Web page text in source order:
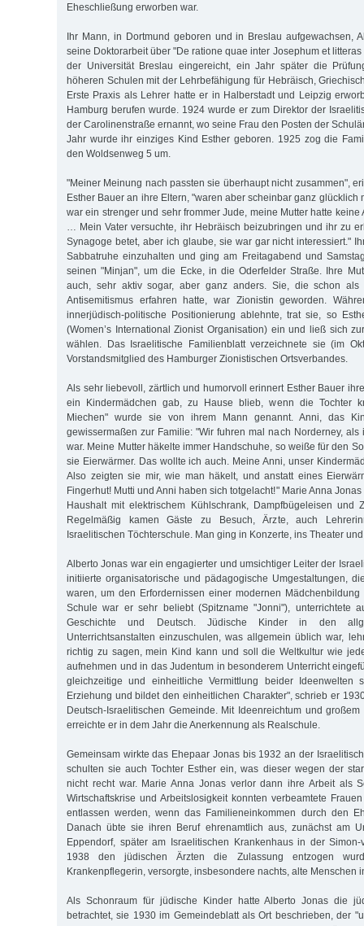
Eheschließung erworben war.
Ihr Mann, in Dortmund geboren und in Breslau aufgewachsen,
seine Doktorarbeit über "De ratione quae inter Josephum et
der Universität Breslau eingereicht, ein Jahr später die
höheren Schulen mit der Lehrbefähigung für Hebräisch,
Erste Praxis als Lehrer hatte er in Halberstadt und Leipzig
Hamburg berufen wurde. 1924 wurde er zum Direktor der
der Carolinenstraße ernannt, wo seine Frau den Posten der
Jahr wurde ihr einziges Kind Esther geboren. 1925 zog die
den Woldsenweg 5 um.
"Meiner Meinung nach passten sie überhaupt nicht zusammen",
Esther Bauer an ihre Eltern, "waren aber scheinbar ganz glücklich
war ein strenger und sehr frommer Jude, meine Mutter hatte keine
… Mein Vater versuchte, ihr Hebräisch beizubringen und ihr zu
Synagoge betet, aber ich glaube, sie war gar nicht interessiert."
Sabbatruhe einzuhalten und ging am Freitagabend und
seinen "Minjan", um die Ecke, in die Oderfelder Straße. Ihre
auch, sehr aktiv sogar, aber ganz anders. Sie, die schon als
Antisemitismus erfahren hatte, war Zionistin geworden.
innerjüdisch-politische Positionierung ablehnte, trat sie, so
(Women’s International Zionist Organisation) ein und ließ sich
wählen. Das Israelitische Familienblatt verzeichnete sie (im
Vorstandsmitglied des Hamburger Zionistischen Ortsverbandes.
Als sehr liebevoll, zärtlich und humorvoll erinnert Esther Bauer
ein Kindermädchen gab, zu Hause blieb, wenn die Tochter
Miechen" wurde sie von ihrem Mann genannt. Anni, das
gewissermaßen zur Familie: "Wir fuhren mal nach Norderney,
war. Meine Mutter häkelte immer Handschuhe, so weiße für den
sie Eierwärmer. Das wollte ich auch. Meine Anni, unser
Also zeigten sie mir, wie man häkelt, und anstatt eines
Fingerhut! Mutti und Anni haben sich totgelacht!" Marie Anna
Haushalt mit elektrischem Kühlschrank, Dampfbügeleisen und
Regelmäßig kamen Gäste zu Besuch, Ärzte, auch
Israelitischen Töchterschule. Man ging in Konzerte, ins Theater
Alberto Jonas war ein engagierter und umsichtiger Leiter der
initiierte organisatorische und pädagogische Umgestaltungen,
waren, um den Erfordernissen einer modernen
Schule war er sehr beliebt (Spitzname "Jonni"), unterrichtete
Geschichte und Deutsch. Jüdische Kinder in den
Unterrichtsanstalten einzuschulen, was allgemein üblich war,
richtig zu sagen, mein Kind kann und soll die Weltkultur wie
aufnehmen und in das Judentum in besonderem Unterricht
gleichzeitige und einheitliche Vermittlung beider Ideenwelten
Erziehung und bildet den einheitlichen Charakter", schrieb er
Deutsch-Israelitischen Gemeinde. Mit Ideenreichtum und
erreichte er in dem Jahr die Anerkennung als Realschule.
Gemeinsam wirkte das Ehepaar Jonas bis 1932 an der
schulten sie auch Tochter Esther ein, was dieser wegen der
nicht recht war. Marie Anna Jonas verlor dann ihre Arbeit als
Wirtschaftskrise und Arbeitslosigkeit konnten verbeamtete
entlassen werden, wenn das Familieneinkommen durch den
Danach übte sie ihren Beruf ehrenamtlich aus, zunächst am
Eppendorf, später am Israelitischen Krankenhaus in der Simon-
1938 den jüdischen Ärzten die Zulassung entzogen
Krankenpflegerin, versorgte, insbesondere nachts, alte Menschen
Als Schonraum für jüdische Kinder hatte Alberto Jonas die
betrachtet, sie 1930 im Gemeindeblatt als Ort beschrieben, der